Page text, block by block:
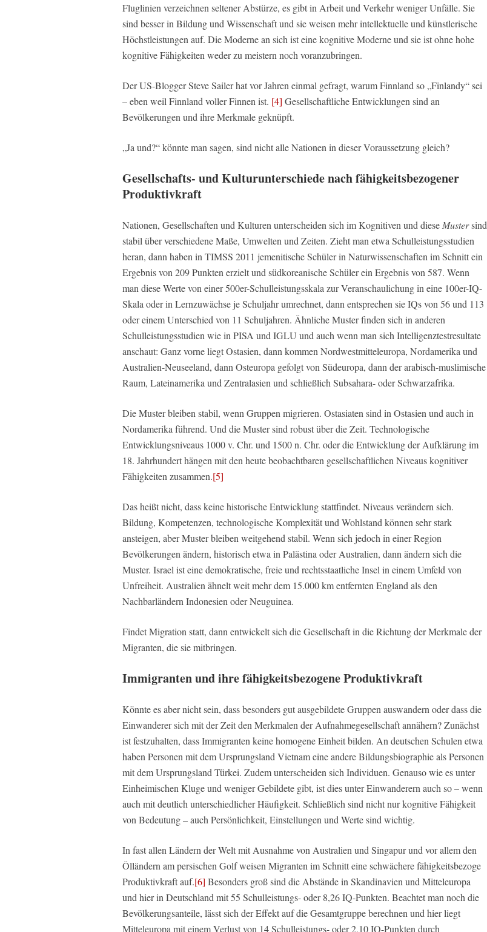
Fluglinien verzeichnen seltener Abstürze, es gibt in Arbeit und Verkehr weniger Unfälle. Sie
sind besser in Bildung und Wissenschaft und sie weisen mehr intellektuelle und künstlerische
Höchstleistungen auf. Die Moderne an sich ist eine kognitive Moderne und sie ist ohne hohe
kognitive Fähigkeiten weder zu meistern noch voranzubringen.
Der US-Blogger Steve Sailer hat vor Jahren einmal gefragt, warum Finnland so „Finlandy“ sei
– eben weil Finnland voller Finnen ist. [4] Gesellschaftliche Entwicklungen sind an
Bevölkerungen und ihre Merkmale geknüpft.
„Ja und?“ könnte man sagen, sind nicht alle Nationen in dieser Voraussetzung gleich?
Gesellschafts- und Kulturunterschiede nach fähigkeitsbezogener
Produktivkraft
Nationen, Gesellschaften und Kulturen unterscheiden sich im Kognitiven und diese Mustersind
stabil über verschiedene Maße, Umwelten und Zeiten. Zieht man etwa Schulleistungsstudien
heran, dann haben in TIMSS 2011 jemenitische Schüler in Naturwissenschaften im Schnitt ein
Ergebnis von 209 Punkten erzielt und südkoreanische Schüler ein Ergebnis von 587. Wenn
man diese Werte von einer 500er-Schulleistungsskala zur Veranschaulichung in eine 100er-IQ-
Skala oder in Lernzuwächse je Schuljahr umrechnet, dann entsprechen sie IQs von 56 und 113
oder einem Unterschied von 11 Schuljahren. Ähnliche Muster finden sich in anderen
Schulleistungsstudien wie in PISA und IGLU und auch wenn man sich Intelligenztestresultate
anschaut: Ganz vorne liegt Ostasien, dann kommen Nordwestmitteleuropa, Nordamerika und
Australien-Neuseeland, dann Osteuropa gefolgt von Südeuropa, dann der arabisch-muslimische
Raum, Lateinamerika und Zentralasien und schließlich Subsahara- oder Schwarzafrika.
Die Muster bleiben stabil, wenn Gruppen migrieren. Ostasiaten sind in Ostasien und auch in
Nordamerika führend. Und die Muster sind robust über die Zeit. Technologische
Entwicklungsniveaus 1000 v. Chr. und 1500 n. Chr. oder die Entwicklung der Aufklärung im
18. Jahrhundert hängen mit den heute beobachtbaren gesellschaftlichen Niveaus kognitiver
Fähigkeiten zusammen.[5]
Das heißt nicht, dass keine historische Entwicklung stattfindet. Niveaus verändern sich.
Bildung, Kompetenzen, technologische Komplexität und Wohlstand können sehr stark
ansteigen, aber Muster bleiben weitgehend stabil. Wenn sich jedoch in einer Region
Bevölkerungen ändern, historisch etwa in Palästina oder Australien, dann ändern sich die
Muster. Israel ist eine demokratische, freie und rechtsstaatliche Insel in einem Umfeld von
Unfreiheit. Australien ähnelt weit mehr dem 15.000 km entfernten England als den
Nachbarländern Indonesien oder Neuguinea.
Findet Migration statt, dann entwickelt sich die Gesellschaft in die Richtung der Merkmale der
Migranten, die sie mitbringen.
Immigranten und ihre fähigkeitsbezogene Produktivkraft
Könnte es aber nicht sein, dass besonders gut ausgebildete Gruppen auswandern oder dass die
Einwanderer sich mit der Zeit den Merkmalen der Aufnahmegesellschaft annähern? Zunächst
ist festzuhalten, dass Immigranten keine homogene Einheit bilden. An deutschen Schulen etwa
haben Personen mit dem Ursprungsland Vietnam eine andere Bildungsbiographie als Personen
mit dem Ursprungsland Türkei. Zudem unterscheiden sich Individuen. Genauso wie es unter
Einheimischen Kluge und weniger Gebildete gibt, ist dies unter Einwanderern auch so – wenn
auch mit deutlich unterschiedlicher Häufigkeit. Schließlich sind nicht nur kognitive Fähigkeit
von Bedeutung – auch Persönlichkeit, Einstellungen und Werte sind wichtig.
In fast allen Ländern der Welt mit Ausnahme von Australien und Singapur und vor allem den
Ölländern am persischen Golf weisen Migranten im Schnitt eine schwächere fähigkeitsbezoge
Produktivkraft auf.[6] Besonders groß sind die Abstände in Skandinavien und Mitteleuropa
und hier in Deutschland mit 55 Schulleistungs- oder 8,26 IQ-Punkten. Beachtet man noch die
Bevölkerungsanteile, lässt sich der Effekt auf die Gesamtgruppe berechnen und hier liegt
Mitteleuropa mit einem Verlust von 14 Schulleistungs- oder 2,10 IQ-Punkten durch